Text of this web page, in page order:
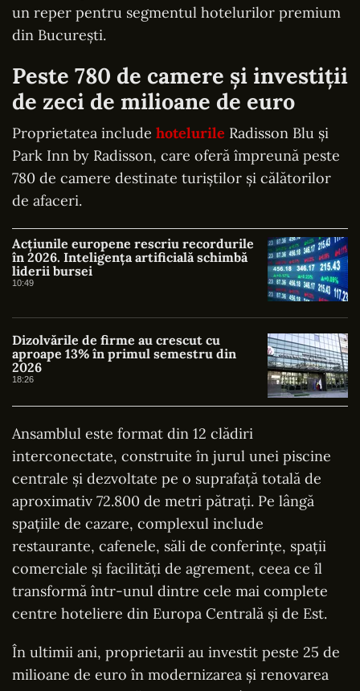
un reper pentru segmentul hotelurilor premium
din București.
Peste 780 de camere și investiții
de zeci de milioane de euro
Proprietatea include hotelurile Radisson Blu și
Park Inn by Radisson, care oferă împreună peste
780 de camere destinate turiștilor și călătorilor
de afaceri.
Acțiunile europene rescriu recordurile
în 2026. Inteligența artificială schimbă
liderii bursei
10:49
Dizolvările de firme au crescut cu
aproape 13% în primul semestru din
2026
18:26
Ansamblul este format din 12 clădiri
interconectate, construite în jurul unei piscine
centrale și dezvoltate pe o suprafață totală de
aproximativ 72.800 de metri pătrați. Pe lângă
spațiile de cazare, complexul include
restaurante, cafenele, săli de conferințe, spații
comerciale și facilități de agrement, ceea ce îl
transformă într-unul dintre cele mai complete
centre hoteliere din Europa Centrală și de Est.
În ultimii ani, proprietarii au investit peste 25 de
milioane de euro în modernizarea și renovarea